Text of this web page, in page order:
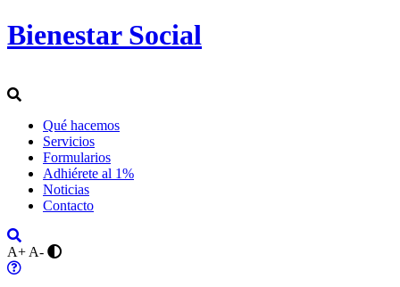
Bienestar Social
Qué hacemos
Servicios
Formularios
Adhiérete al 1%
Noticias
Contacto
A+ A-